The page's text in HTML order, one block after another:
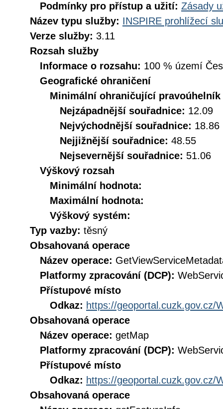
Podmínky pro přístup a užití: Zásady
Název typu služby: INSPIRE prohlížecí
Verze služby: 3.11
Rozsah služby
Informace o rozsahu: 100 % území
Geografické ohraničení
Minimální ohraničující pravoúhelník
Nejzápadnější souřadnice: 12.09
Nejvýchodnější souřadnice: 18.86
Nejjižnější souřadnice: 48.55
Nejsevernější souřadnice: 51.06
Výškový rozsah
Minimální hodnota:
Maximální hodnota:
Výškový systém:
Typ vazby: těsný
Obsahovaná operace
Název operace:
Platformy zpracování (DCP):
Přístupové místo
Odkaz: https://geoportal.cuzk.gov.cz/
Obsahovaná operace
Název operace: getMap
Platformy zpracování (DCP):
Přístupové místo
Odkaz: https://geoportal.cuzk.gov.cz/
Obsahovaná operace